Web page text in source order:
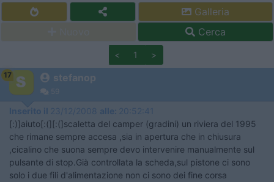
Galleria
Cerca
< 1 >
17 stefanop
59
Inserito il 23/12/2008 alle: 20:52:41
[:)]aiuto[:(][:(]scaletta del camper (gradini) un riviera del 1995
che rimane sempre accesa ,sia in apertura che in chiusura
,cicalino che suona sempre devo intervenire manualmente sul
pulsante di stop.Già controllata la scheda,sul pistone ci sono
solo i due fili d'alimentazione non ci sono dei fine corsa